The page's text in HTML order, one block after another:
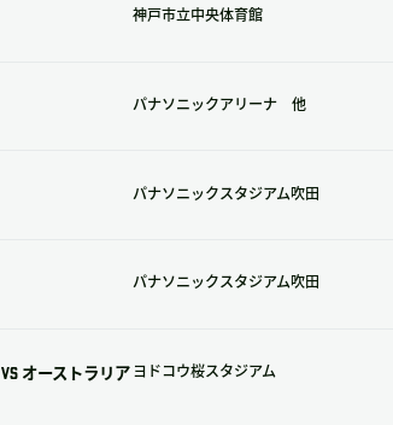
神戸市立中央体育館
パナソニックアリーナ 他
パナソニックスタジアム吹田
パナソニックスタジアム吹田
オーストラリア ヨドコウ桜スタジアム